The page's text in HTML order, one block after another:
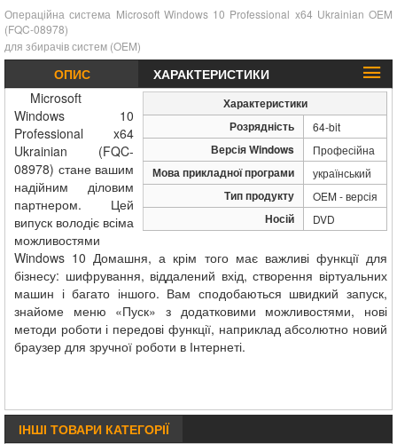
Операційна система Microsoft Windows 10 Professional x64 Ukrainian OEM
(FQC-08978)
для збирачів систем (OEM)
ОПИС ХАРАКТЕРИСТИКИ
Характеристики
Розрядність
64-bit
Версія Windows Професійна
Мова прикладної програми український
Тип продукту OEM - версія
Носій DVD
Microsoft
Windows 10
Professional x64
Ukrainian (FQC-
08978) стане вашим
надійним діловим
партнером. Цей
випуск володіє всіма
можливостями
Windows 10 Домашня, а крім того має важливі функції для
бізнесу: шифрування, віддалений вхід, створення віртуальних
машин і багато іншого. Вам сподобаються швидкий запуск,
знайоме меню «Пуск» з додатковими можливостями, нові
методи роботи і передові функції, наприклад абсолютно новий
браузер для зручної роботи в Інтернеті.
ІНШІ ТОВАРИ КАТЕГОРІЇ